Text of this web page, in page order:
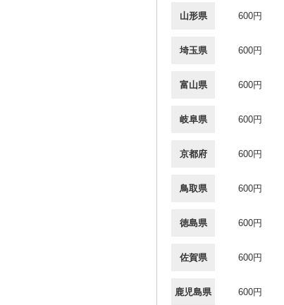
山形県 600円
埼玉県 600円
富山県 600円
岐阜県 600円
京都府 600円
鳥取県 600円
徳島県 600円
佐賀県 600円
鹿児島県 600円